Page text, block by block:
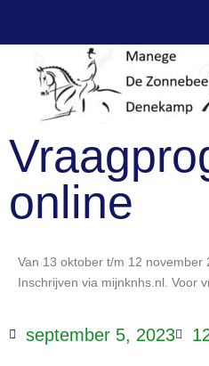
online
Van 13 oktober t/m 12 november
Inschrijven via mijnknhs.nl. Voor
september 5, 2023